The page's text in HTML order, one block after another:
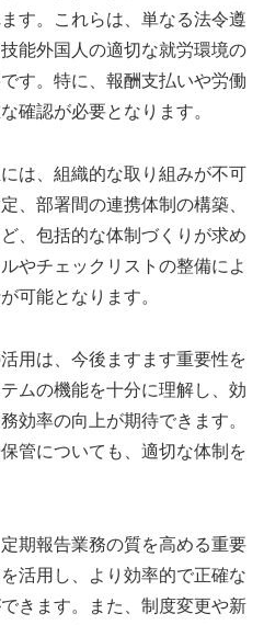
す。これらは、単なる法令遵
能外国人の適切な就労環境の
す。特に、報酬支払いや労働
確認が必要となります。
は、組織的な取り組みが不可
、部署間の連携体制の構築、
、包括的な体制づくりが求め
やチェックリストの整備によ
可能となります。
用は、今後ますます重要性を
ムの機能を十分に理解し、効
効率の向上が期待できます。
管についても、適切な体制を
期報告業務の質を高める重要
活用し、より効率的で正確な
きます。また、制度変更や新